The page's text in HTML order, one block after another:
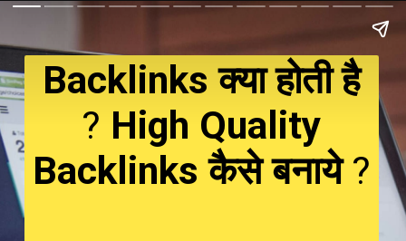
Backlinks क्या होती है
? High Quality
Backlinks कैसे बनाये?